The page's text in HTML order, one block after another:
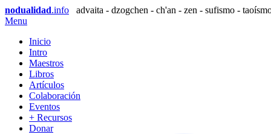
nodualidad.info
advaita - dzogchen - ch'an - zen - sufismo -
Menu
Inicio
Intro
Maestros
Libros
Artículos
Colaboración
Eventos
+ Recursos
Donar